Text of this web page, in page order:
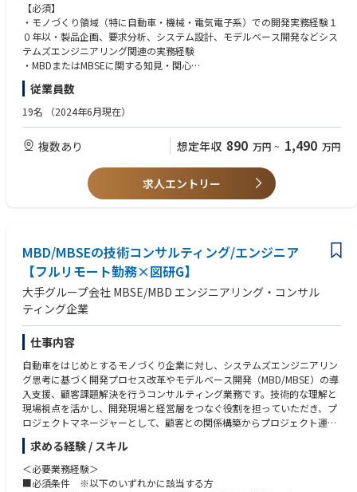
【安定性】プライム市場上場図研社が親会社のため財務安定性を担保
【働き方】 専門業務型裁量労働制を採用
【働きやすさ】業務パフォーマンスをベースに評価するため、時間的・場
所的制約を受けずにご活躍頂くことができます。
【仕事内容】
自動車をはじめとするモノづくり企業に対し、3D-CAE、1D-CAEを駆使
し、先進的なモデルベース開発（MBD/MBSE）の導入支援、顧客課題解決
を行うコンサルティング業務です。技術的な理解と現場視点を活かし、モ
ノづくりにおけるシステム設計と単体設計をつなぐプロセスを革新する役
築からプロジェクト運営までを一貫して担当して頂きます。技術成果開発
においては、実際にご自身の手でモデリング・プログラミング・解析・環
・モノづくりにおけるシステム設計と単体設計をつなぐプロセスに関わる
顧客課題のヒアリング
・3D-CAE、1D-CAEを駆使して顧客課題を解決するソリューション提案と
その開発
・3Dモデルの縮退技術を適用することによる1D-CAEの精度向上への貢献
頼度向上によるMBDの啓蒙
【具体的な業務の流れ】
お客様（特に製造業の研究・開発部門）の課題をお聞きし、課題解決に向
けて提案を実施。提案内容について合意をえられたら、弊社の方でプロジ
ェクトチームを組み、納品に向けてのコンサル・エンジニアリングサービ
スを実施する。
【魅力】
◎事業の将来性
製造業界において、CASEへの対応IoT化が進む中で、MBSE/MBDのニーズ
【必須】
・モノづくり領域（特に自動車・機械・電気電子系）での開発実務経験１
０年以・製品企画、要求分析、システム設計、モデルベース開発などシス
テムズエンジニアリング関連の実務経験
・MBDまたはMBSEに関する知見・関心
・技術的課題を言語化し、ドキュメント・プレゼンで伝えられる論理的思
考力・表現力
・他社や他部門との協働を通じた課題整理・提案・推進の経験
意をお持ちの方
・コンサルティングファームまたは事業会社での業務改革・技術企画・P
証経験
・組込みソフト開発プロセスの理解、コード生成やHILS/SILS試験の経験
・要求仕様書/機能仕様書の作成・管理経験
・機能安全（ISO26262）またはASPICEに基づく開発・監査経験
・システムズエンジニアリング教育・導入支援の経験
【中途入社者のバックグラウンド完成車メーカー、Tier1サプライヤー、電
機メーカー、MBDベンダー等
従業員数
19名 （2024年6月現在）
複数あり 想定年収 890 万円 ~ 1,490 万円
求人エントリー
MBD/MBSEの技術コンサルティング/エンジニア
【フルリモート勤務×図研G】
大手グループ会社 MBSE/MBD エンジニアリング・コンサル
ティング企業
仕事内容
自動車をはじめとするモノづくり企業に対し、システムズエンジニアリン
グ思考に基づく開発プロセス改革やモデルベース開発（MBD/MBSE）の導
入支援、顧客課題解決を行うコンサルティング業務です。技術的な理解と
現場視点を活かし、開発現場と経営層をつなぐ役割を担っていただき、プ
ロジェクトマネージャーとして、顧客との関係構築からプロジェクト運営
までを一貫して担当して頂きます。技術成果開発においては、実際にご自
身の手でモデリング・プログラミング・解析環境構築等も行って頂きま
す。
求める経験 / スキル
＜必要業務経験＞
■必須条件 ※以下のいずれかに該当する方